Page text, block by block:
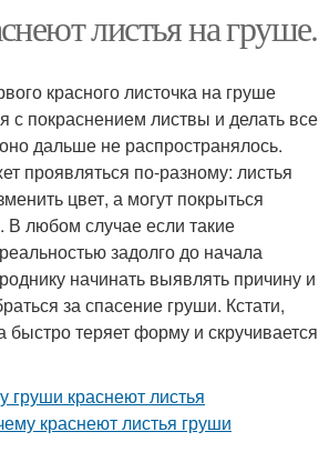
листья на груше.
красного листочка на груше
с покраснением листвы и делать все
дальше не распространялось.
проявляться по-разному: листья
цвет, а могут покрыться
любом случае если такие
задолго до начала
начинать выявлять причину и
за спасение груши. Кстати,
быстро теряет форму и скручивается